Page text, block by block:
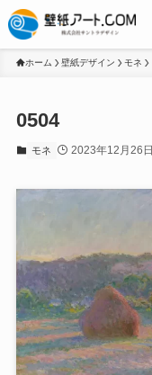
ホーム 壁紙デザイン モネ
0504
モネ 2023年12月26日